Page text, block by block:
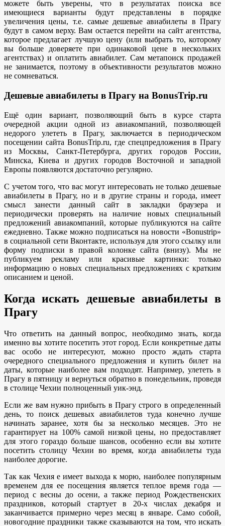
можете быть уверены, что в результатах поиска все
имеющиеся варианты будут представлены в порядке
увеличения цены, т.е. самые дешевые авиабилеты в Прагу
будут в самом верху. Вам остается перейти на сайт агентства,
которое предлагает лучшую цену (или выбрать то, которому
вы больше доверяете при одинаковой цене в нескольких
агентствах) и оплатить авиабилет. Сам метапоиск продажей
не занимается, поэтому в объективности результатов можно
не сомневаться.
Дешевые авиабилеты в Прагу на BonusTrip.ru
Ещё один вариант, позволяющий быть в курсе старта
очередной акции одной из авиакомпаний, позволяющей
недорого улететь в Прагу, заключается в периодическом
посещении сайта BonusTrip.ru, где спецпредложения в Прагу
из Москвы, Санкт-Петербурга, других городов России,
Минска, Киева и других городов Восточной и западной
Европы появляются достаточно регулярно.
С учетом того, что вас могут интересовать не только дешевые
авиабилеты в Прагу, но и в другие страны и города, имеет
смысл занести данный сайт в закладки браузера и
периодически проверять на наличие новых специальный
предложений авиакомпаний, которые публикуются на сайте
ежедневно. Также можно подписаться на новости «Bonustrip»
в социальной сети Вконтакте, используя для этого ссылку или
форму подписки в правой колонке сайта (внизу). Мы не
публикуем рекламу или красивые картинки: только
информацию о новых специальных предложениях с кратким
описанием и ценой.
Когда искать дешевые авиабилеты в
Прагу
Что ответить на данный вопрос, необходимо знать, когда
именно вы хотите посетить этот город. Если конкретные даты
вас особо не интересуют, можно просто ждать старта
очередного специального предложения и купить билет на
даты, которые наиболее вам подходят. Например, улететь в
Прагу в пятницу и вернуться обратно в понедельник, проведя
в столице Чехии полноценный уик-энд.
Если же вам нужно прибыть в Прагу строго в определенный
день, то поиск дешевых авиабилетов туда конечно лучше
начинать заранее, хотя бы за несколько месяцев. Это не
гарантирует на 100% самой низкой цены, но предоставляет
для этого гораздо больше шансов, особенно если вы хотите
посетить столицу Чехии во время, когда авиабилеты туда
наиболее дорогие.
Так как Чехия е имеет выхода к морю, наиболее популярным
временем для ее посещения является теплое время года —
период с весны до осени, а также период Рождественских
праздников, который стартует в 20-х числах декабря и
заканчивается примерно через месяц в январе. Само собой,
новогодние праздники также сказываются на том, что искать